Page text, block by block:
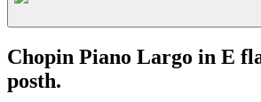
Chopin Piano Largo in E
posth.